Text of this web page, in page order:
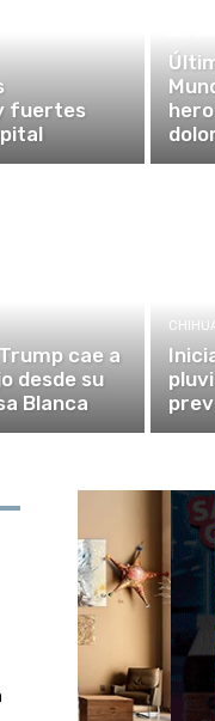
fuertes
cae a
desde su
Blanca